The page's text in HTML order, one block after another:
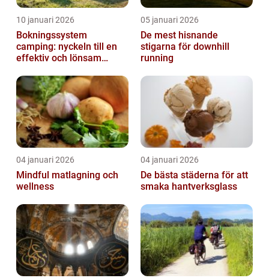
10 januari 2026
Bokningssystem
camping: nyckeln till en
effektiv och lönsam
05 januari 2026
De mest hisnande
stigarna för downhill
running
04 januari 2026
Mindful matlagning och
wellness
04 januari 2026
De bästa städerna för att
smaka hantverksglass